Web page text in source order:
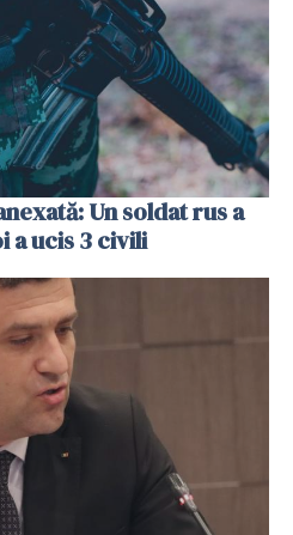
Un soldat rus a
a ucis 3 civili